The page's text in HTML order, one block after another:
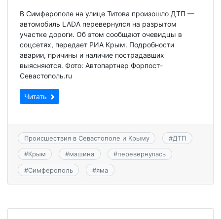
В Симферополе на улице Титова произошло ДТП —
автомобиль LADA перевернулся на разрытом
участке дороги. Об этом сообщают очевидцы в
соцсетях, передает РИА Крым. Подробности
аварии, причины и наличие пострадавших
выясняются. Фото: Автопартнер Форпост-
Севастополь.ru
Читать
Происшествия в Севастополе и Крыму #ДТП
#Крым #машина #перевернулась
#Симферополь #яма